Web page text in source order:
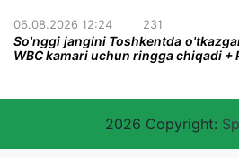
06.08.2026 12:24 231
So'nggi jangini Toshkentda
WBC kamari uchun ringga chiqadi +
2026 Copyright: